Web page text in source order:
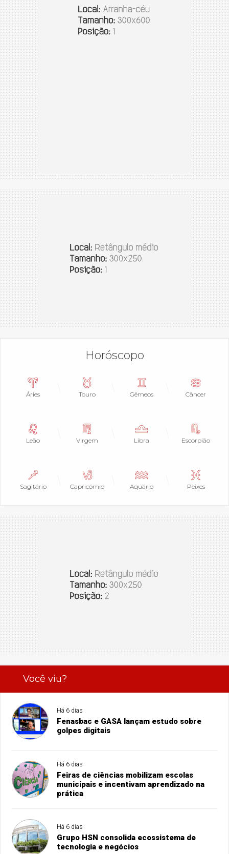
Horóscopo
Áries Touro Gêmeos Câncer
Leão Virgem Libra Escorpião
Sagitário Capricórnio Aquário Peixes
Você viu?
Há 6 dias
Fenasbac e GASA lançam estudo sobre
golpes digitais
Há 6 dias
Feiras de ciências mobilizam escolas
municipais e incentivam aprendizado na
prática
Há 6 dias
Grupo HSN consolida ecossistema de
tecnologia e negócios